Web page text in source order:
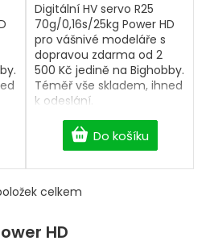
Do košíku
Digitální HV servo R25
70g/0,16s/25kg Power HD
pro vášnivé modeláře s
dopravou zdarma od 2
500 Kč jedině na Bighobby.
Téměř vše skladem, ihned
k odeslání.
O
l
celkem
HD